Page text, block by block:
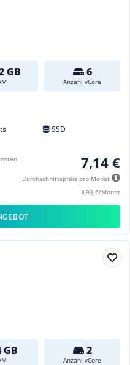
GB 6
Anzahl vCore
SSD
7,14 €
Durchschnittspreis pro Monat
8,93 €/Monat
GB 2
Anzahl vCore